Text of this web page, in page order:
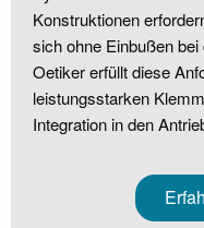
Konstruktionen
sich ohne Einbußen
Oetiker erfüllt diese
leistungsstarken
Integration in den